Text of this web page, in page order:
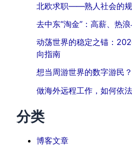
北欧求职——熟人社会的
去中东“淘金”：高薪、热
动荡世界的稳定之锚：
向指南
想当周游世界的数字游民
做海外远程工作，如何依
分类
博客文章